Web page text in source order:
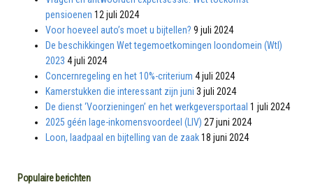
pensioenen 12 juli 2024
Voor hoeveel auto’s moet u bijtellen? 9 juli 2024
De beschikkingen Wet tegemoetkomingen loondomein (Wtl)
2023 4 juli 2024
Concernregeling en het 10%-criterium 4 juli 2024
Kamerstukken die interessant zijn juni 3 juli 2024
De dienst ‘Voorzieningen’ en het werkgeversportaal 1 juli 2024
2025 géén lage-inkomensvoordeel (LIV) 27 juni 2024
Loon, laadpaal en bijtelling van de zaak18 juni 2024
Populaire berichten